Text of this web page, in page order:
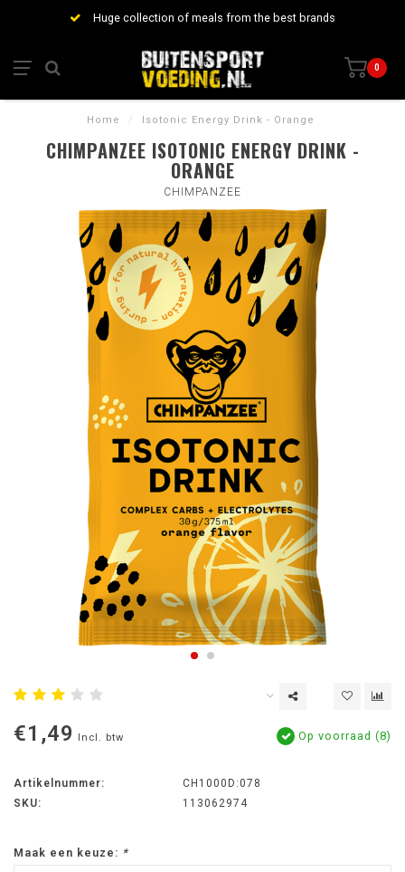
Huge collection of meals from the best brands
0
Home / Isotonic Energy Drink - Orange
CHIMPANZEE ISOTONIC ENERGY DRINK -
ORANGE
CHIMPANZEE
€1,49 Incl. btw Op voorraad (8)
Artikelnummer:
CH1000D:078
SKU:
113062974
Maak een keuze: *